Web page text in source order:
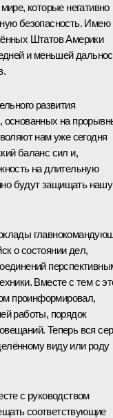
которые негативно
безопасность. Имею
Штатов Америки
и меньшей
развития
основанных на
нам уже сегодня
баланс сил и,
на длительную
будут защищать нашу
о состоянии дел,
Вместе с тем с
проинформировал,
работы, порядок
Теперь вся
виду или роду
с руководством
соответствующие